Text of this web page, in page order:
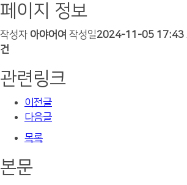
페이지 정보
작성자 아야어여 작성일2024-11-05 17:43
건
관련링크
이전글
다음글
목록
본문